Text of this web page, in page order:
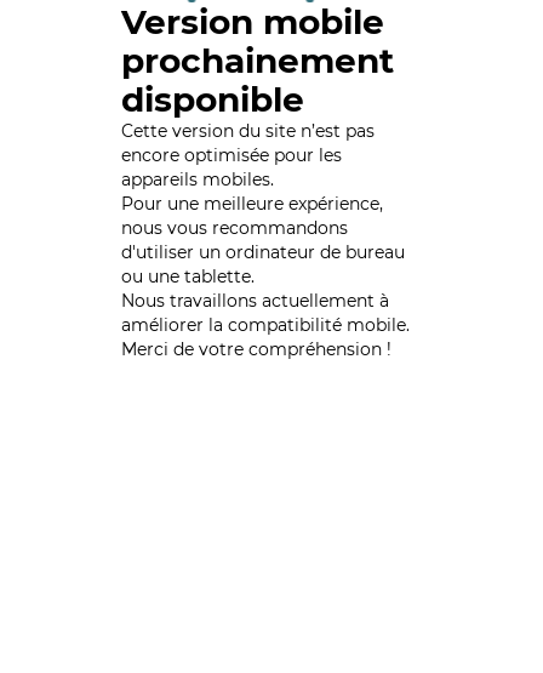
Version mobile
prochainement
disponible
Cette version du site n’est pas
encore optimisée pour les
appareils mobiles.
Pour une meilleure expérience,
nous vous recommandons
d'utiliser un ordinateur de bureau
ou une tablette.
Nous travaillons actuellement à
améliorer la compatibilité mobile.
Merci de votre compréhension !